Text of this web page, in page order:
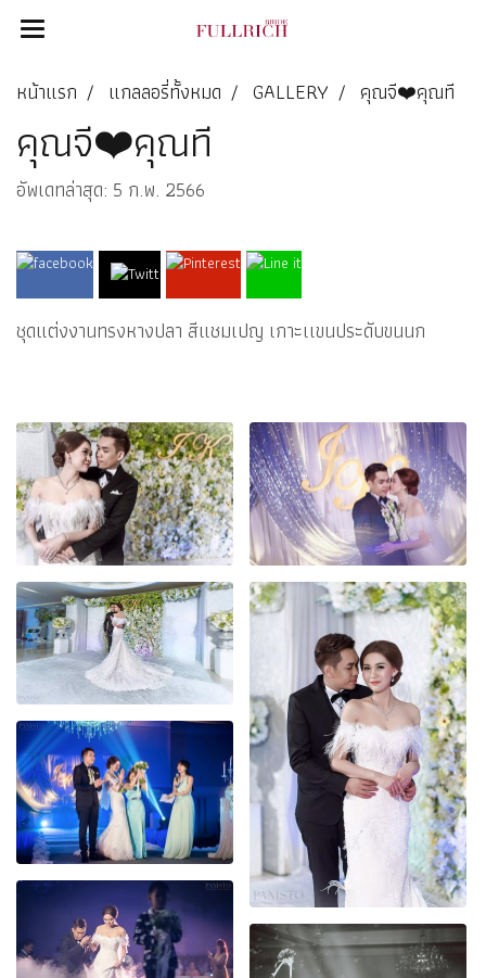
หน้าแรก แกลลอรี่ทั้งหมด GALLERY คุณจี❤️คุณที
คุณจี❤️คุณที
อัพเดทล่าสุด: 5 ก.พ. 2566
ชุดแต่งงานทรงหางปลา สีแชมเปญ เกาะเเขนประดับขนนก